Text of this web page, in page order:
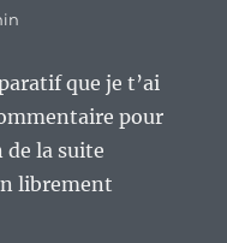
que je t’ai
pour
de la suite
librement